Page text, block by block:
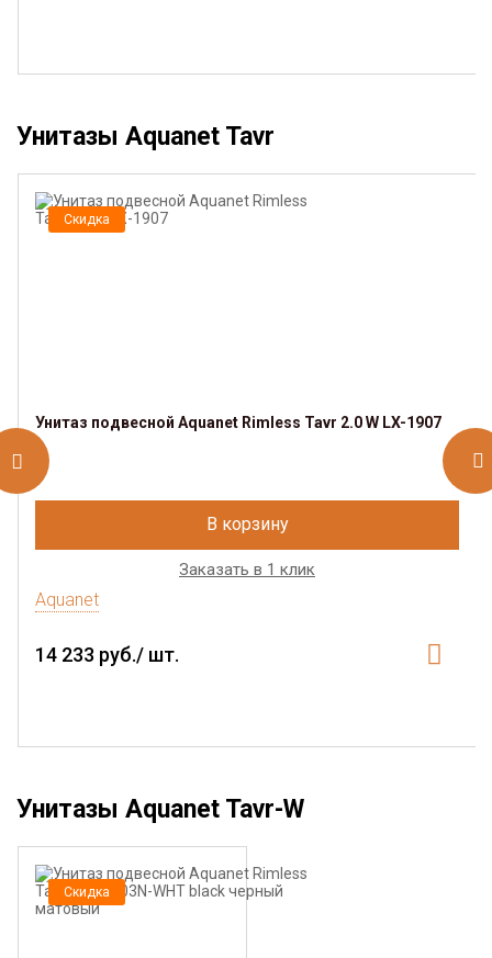
Унитазы Aquanet Tavr
Скидка
Унитаз подвесной Aquanet Rimless Tavr 2.0 W LX-1907
В корзину
Заказать в 1 клик
Aquanet
14 233 руб./ шт.
Унитазы Aquanet Tavr-W
Скидка